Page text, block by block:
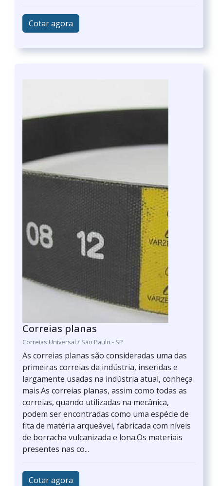
Cotar agora
Correias planas
Correias Universal / São Paulo - SP
As correias planas são consideradas uma das
primeiras correias da indústria, inseridas e
largamente usadas na indústria atual, conheça
mais.As correias planas, assim como todas as
correias, quando utilizadas na mecânica,
podem ser encontradas como uma espécie de
fita de matéria arqueável, fabricada com níveis
de borracha vulcanizada e lona.Os materiais
presentes nas co...
Cotar agora